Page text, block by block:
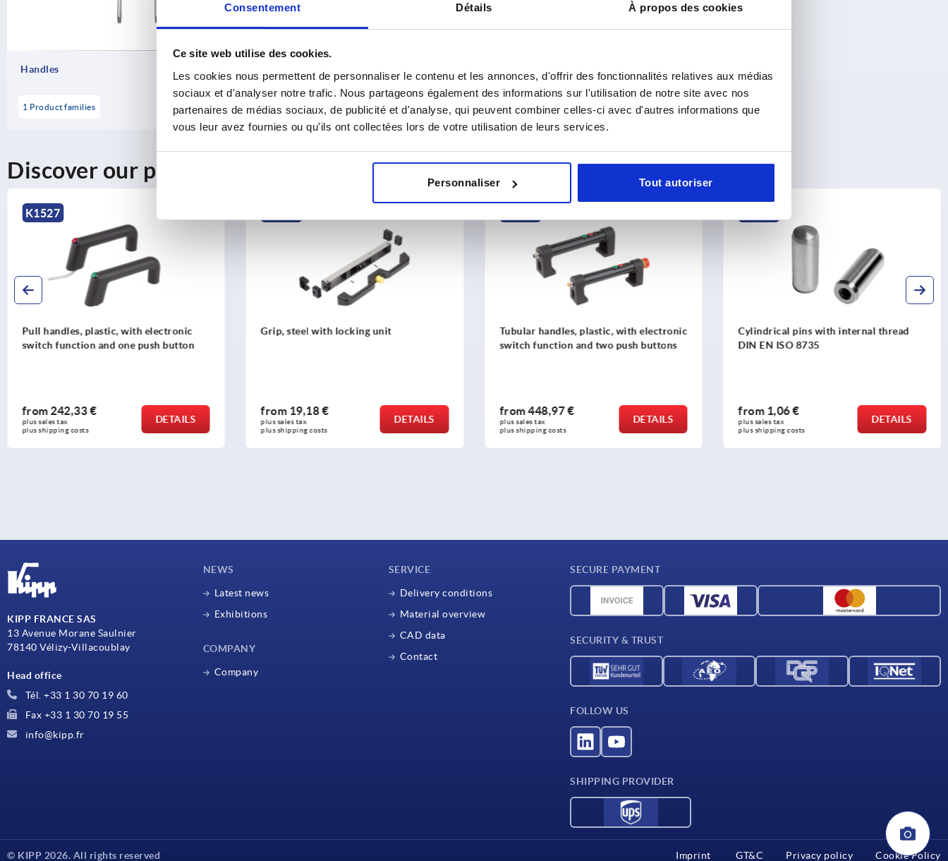
Consentement Détails À propos des cookies
Ce site web utilise des cookies.
Les cookies nous permettent de personnaliser le contenu et les annonces, d'offrir des fonctionnalités relatives aux médias
sociaux et d'analyser notre trafic. Nous partageons également des informations sur l'utilisation de notre site avec nos
partenaires de médias sociaux, de publicité et d'analyse, qui peuvent combiner celles-ci avec d'autres informations que
vous leur avez fournies ou qu'ils ont collectées lors de votre utilisation de leurs services.
Personnaliser Tout autoriser
Handles
1 Product families
Discover our product range
K1527
Pull handles, plastic, with electronic
switch function and one push button
from 242,33 €
plus sales tax
plus shipping costs
DETAILS
Grip, steel with locking unit
from 19,18 €
plus sales tax
plus shipping costs
DETAILS
Tubular handles, plastic, with electronic
switch function and two push buttons
from448,97 €
plus sales tax
plus shipping costs
DETAILS
Cylindrical pins with internal thread
DIN EN ISO 8735
from 1,06 €
plus sales tax
plus shipping costs
DETAILS
KIPP FRANCE SAS
13 Avenue Morane Saulnier
78140 Vélizy-Villacoublay
Head office
Tél. +33 1 30 70 19 60
Fax +33 1 30 70 19 55
info@kipp.fr
NEWS
Latest news
Exhibitions
COMPANY
Company
SERVICE
Delivery conditions
Material overview
CAD data
Contact
SECURE PAYMENT
SECURITY & TRUST
FOLLOW US
SHIPPING PROVIDER
© KIPP 2026. All rights reserved Imprint GT&C Privacy policy Cookie Policy